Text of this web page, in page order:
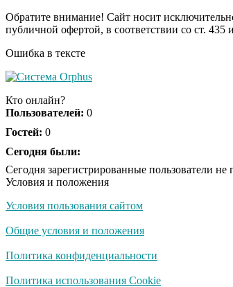
Обратите внимание! Сайт носит
публичной офертой, в соответствии со ст. 435
Ошибка в тексте
Кто онлайн?
Пользователей: 0
Гостей: 0
Сегодня были:
Сегодня зарегистрированные пользователи не
Условия и положения
Условия пользования сайтом
Общие условия и положения
Политика конфиденциальности
Политика использования Cookie